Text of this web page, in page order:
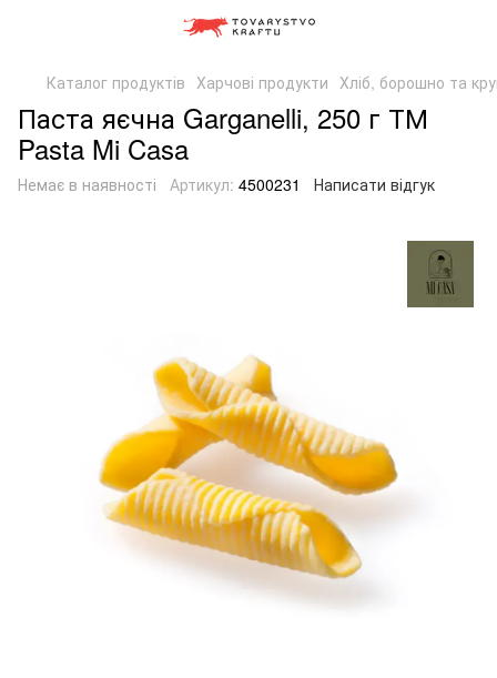
Каталог продуктів Харчові продукти Хліб, борошно та
Паста яєчна Garganelli, 250 г ТМ
Pasta Mi Casa
Немає в наявності Артикул: 4500231 Написати відгук